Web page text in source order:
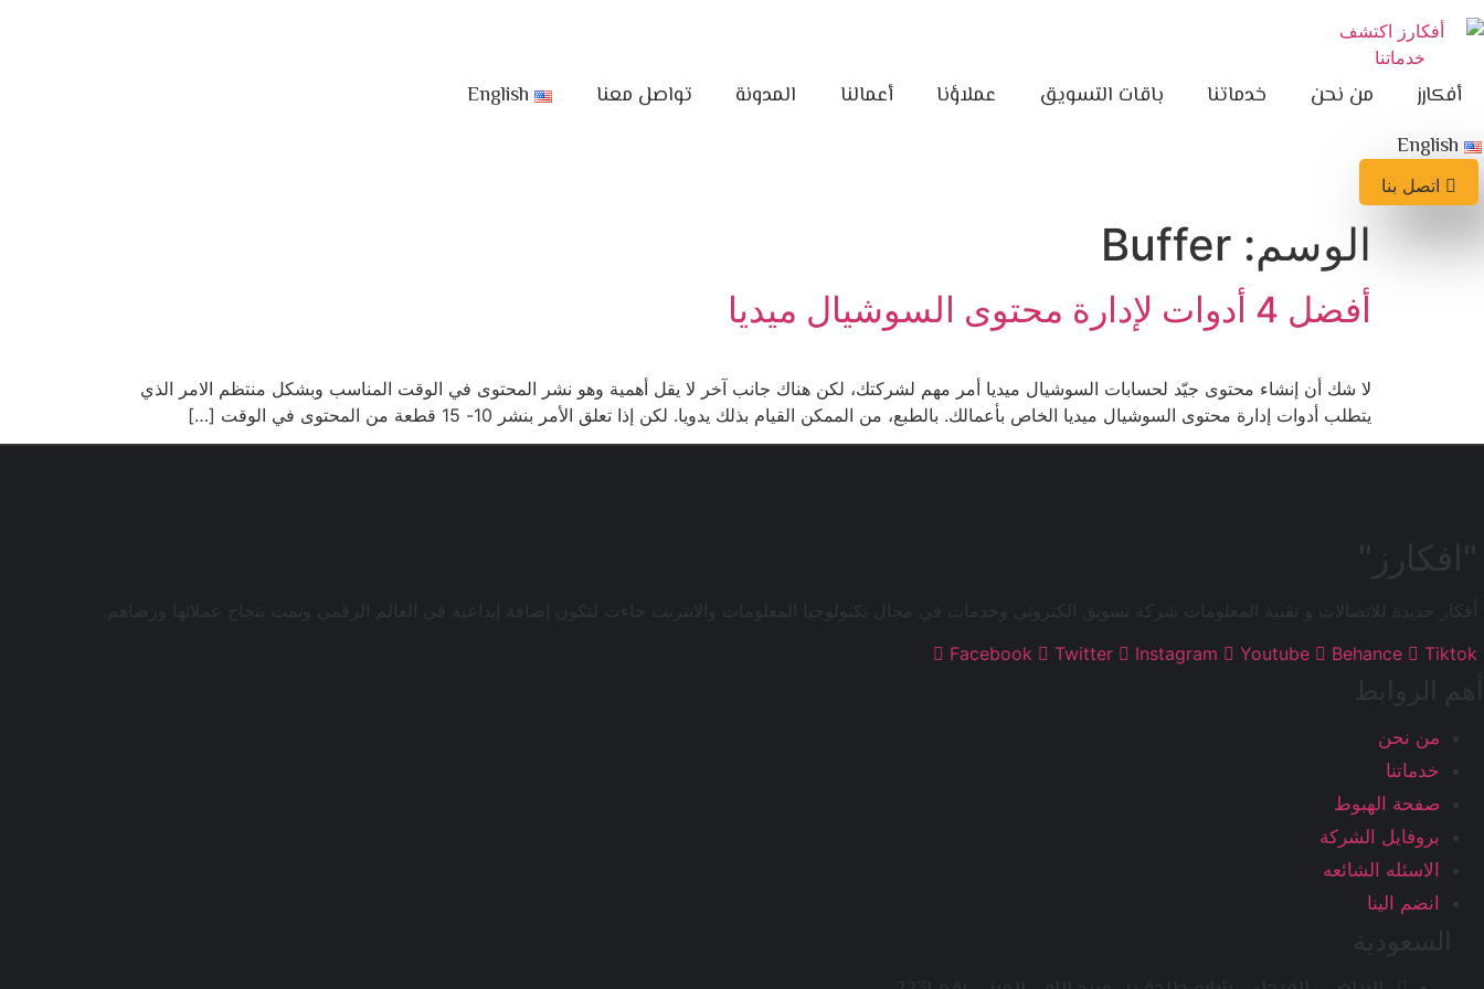
Skip
to
content
أفكارز من نحن خدماتنا باقات التسويق عملاؤنا أعمالنا المدونة تواصل معنا
English
English
اتصل بنا
الوسم: Buffer
أفضل 4 أدوات لإدارة محتوى السوشيال ميديا
لا شك أن إنشاء محتوى جيّد لحسابات السوشيال ميديا أمر مهم لشركتك، لكن هناك جانب آخر لا يقل أهمية وهو نشر المحتوى في الوقت المناسب وبشكل منتظم الامر الذي
يتطلب أدوات إدارة محتوى السوشيال ميديا الخاص بأعمالك. بالطبع، من الممكن القيام بذلك يدويا. لكن إذا تعلق الأمر بنشر 10- 15 قطعة من المحتوى في الوقت […]
"افكارز"
أفكار جديدة للاتصالات و تقنية المعلومات شركة تسويق الكتروني وخدمات في مجال تكنولوجيا المعلومات والانترنت جاءت لتكون إضافة إبداعية في العالم الرقمي ونمت بنجاح عملائها ورضاهم.
Facebook
Twitter Instagram Youtube Behance Tiktok
أهم الروابط
من نحن
خدماتنا
صفحة الهبوط
بروفايل الشركة
الاسئله الشائعه
انضم الينا
السعودية